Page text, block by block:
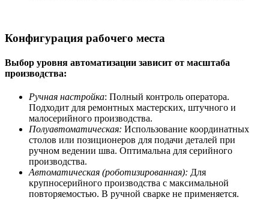
Конфигурация рабочего места
Выбор уровня автоматизации зависит от масштаба
производства:
Ручная настройка: Полный контроль оператора.
Подходит для ремонтных мастерских, штучного и
малосерийного производства.
Полуавтоматическая: Использование координатных
столов или позиционеров для подачи деталей при
ручном ведении шва. Оптимальна для серийного
производства.
Автоматическая (роботизированная): Для
крупносерийного производства с максимальной
повторяемостью. В ручной сварке не применяется.